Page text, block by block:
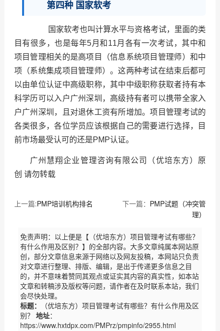
第四种 国家软考
国家软考也叫计算水平与资格考试，里面的类
目有很多，也是每年5月和11月各有一次考试，其中和
项目管理相关的是高项目（信息系统项目管理师）和中
项（系统集成项目管理师）。这两种考试在结束后都可
以由单位认证中高级职称，其中中级职称获取者持有本
科学历可以入户广州深圳，高级持有者可以携带全家入
户广州深圳，且对退休工资有所增加。项目管理考试的
各类很多，各位学员应该根据自己的需要进行选择，目
前市场最受认可的还是PMP认证。
广州慧翔企业管理咨询有限公司（优培东方）原
创 请勿转载
上一篇:PMP培训机构排名 下一篇： PMP试题（冲突管
理）
免责声明：以上便是【（优培东方）项目管理考试有哪些？
有什么作用及区别？】的全部内容。大多文章纯属本网站原
创，部分文章信息来源于网络以及网友投稿，本网站只负责
对文章进行整理、排版、编辑，是出于传递更多信息之目
的，并不意味着赞同其观点或证实其内容的真实性，如本站
文章和转稿涉及版权等问题，请作者在及时联系本站，我们
会尽快处理。
标题：
（优培东方）项目管理考试有哪些？有什么作用及区
别？ 地址：
https://www.hxtdpx.com/PMPrz/pmpinfo/2955.html